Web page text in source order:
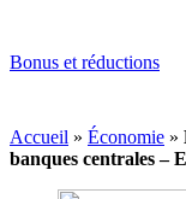
Bonus et réductions
Accueil » Économie »
banques centrales –